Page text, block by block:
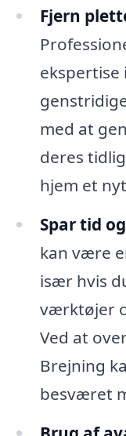
Fjern
ekspertise
med at
deres
hjem et
Spar tid
kan være
især hvis
værktøjer
Ved at
Brejning
besværet